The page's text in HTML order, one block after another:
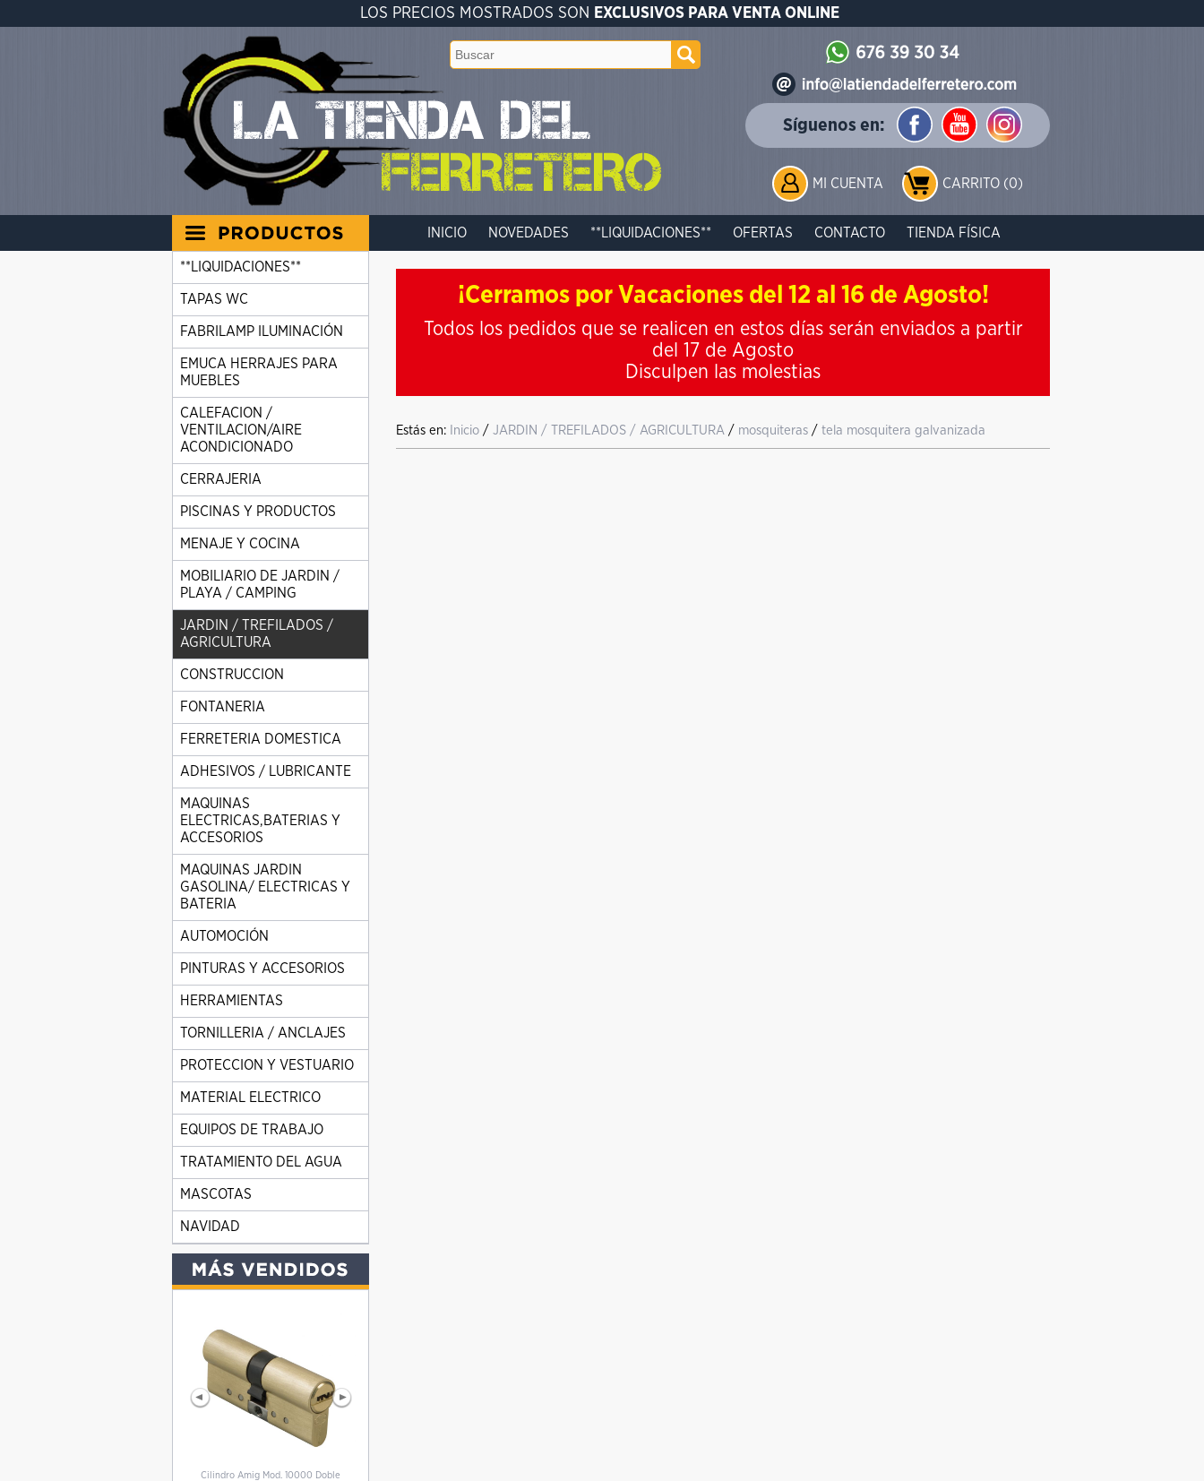
LOS PRECIOS MOSTRADOS SON EXCLUSIVOS PARA VENTA ONLINE
Síguenos en:
MI CUENTA CARRITO (0)
INICIO NOVEDADES **LIQUIDACIONES** OFERTAS CONTACTO TIENDA FÍSICA
**LIQUIDACIONES**
TAPAS WC
FABRILAMP ILUMINACIÓN
EMUCA HERRAJES PARA
MUEBLES
CALEFACION /
VENTILACION/AIRE
ACONDICIONADO
CERRAJERIA
PISCINAS Y PRODUCTOS
MENAJE Y COCINA
MOBILIARIO DE JARDIN /
PLAYA / CAMPING
JARDIN / TREFILADOS /
AGRICULTURA
CONSTRUCCION
FONTANERIA
FERRETERIA DOMESTICA
ADHESIVOS / LUBRICANTE
MAQUINAS
ELECTRICAS,BATERIAS Y
ACCESORIOS
MAQUINAS JARDIN
GASOLINA/ ELECTRICAS Y
BATERIA
AUTOMOCIÓN
PINTURAS Y ACCESORIOS
HERRAMIENTAS
TORNILLERIA / ANCLAJES
PROTECCION Y VESTUARIO
MATERIAL ELECTRICO
EQUIPOS DE TRABAJO
TRATAMIENTO DEL AGUA
MASCOTAS
NAVIDAD
Cilindro Amig Mod. 10000 Doble
¡Cerramos por Vacaciones del 12 al 16 de Agosto!
Todos los pedidos que se realicen en estos días serán enviados a partir
del 17 de Agosto
Disculpen las molestias
Estás en: Inicio / JARDIN / TREFILADOS / AGRICULTURA / mosquiteras / tela mosquitera galvanizada